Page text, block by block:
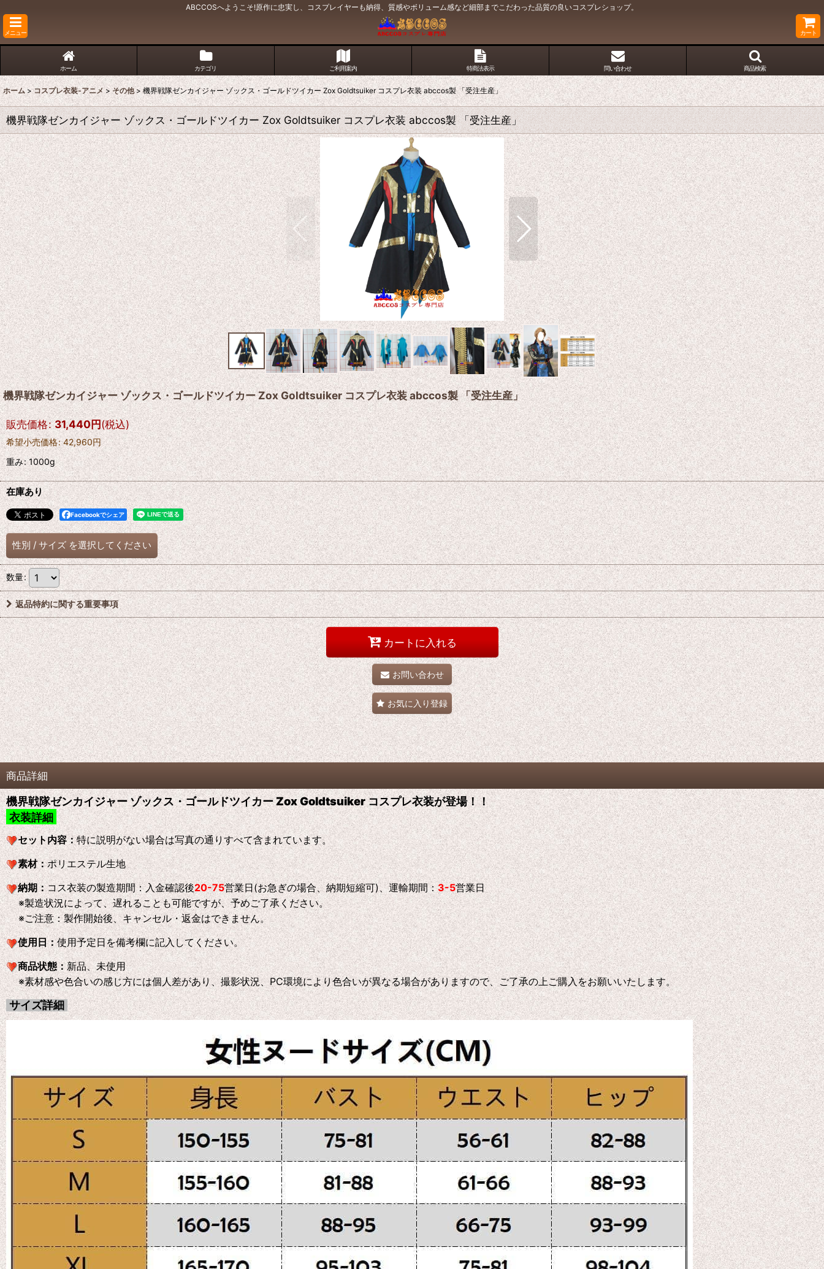
ABCCOSへようこそ!原作に忠実し、コスプレイヤーも納得、質感やボリューム感など細部までこだわった品質の良いコスプレショップ。
メニュー カート
ホーム カテゴリ ご利用案内 特商法表示 問い合わせ 商品検索
ホーム > コスプレ衣装-アニメ > その他 > 機界戦隊ゼンカイジャー ゾックス・ゴールドツイカー Zox Goldtsuiker コスプレ衣装 abccos製 「受注生産」
機界戦隊ゼンカイジャー ゾックス・ゴールドツイカー Zox Goldtsuiker コスプレ衣装 abccos製 「受注生産」
機界戦隊ゼンカイジャー ゾックス・ゴールドツイカー Zox Goldtsuiker コスプレ衣装 abccos製 「受注生産」
販売価格: 31,440円(税込)
希望小売価格: 42,960円
重み:1000g
在庫あり
Facebookでシェア
性別 / サイズ を選択してください
数量:
返品特約に関する重要事項
カートに入れる
お問い合わせ
お気に入り登録
商品詳細
機界戦隊ゼンカイジャー ゾックス・ゴールドツイカー Zox Goldtsuiker コスプレ衣装が登場！！
衣装詳細
セット内容：特に説明がない場合は写真の通りすべて含まれています。
素材：ポリエステル生地
納期：コス衣装の製造期間：入金確認後20-75営業日(お急ぎの場合、納期短縮可)、運輸期間：3-5営業日
※製造状況によって、遅れることも可能ですが、予めご了承ください。
※ご注意：製作開始後、キャンセル・返金はできません。
使用日：使用予定日を備考欄に記入してください。
商品状態：新品、未使用
※素材感や色合いの感じ方には個人差があり、撮影状況、PC環境により色合いが異なる場合がありますので、ご了承の上ご購入をお願いいたします。
サイズ詳細